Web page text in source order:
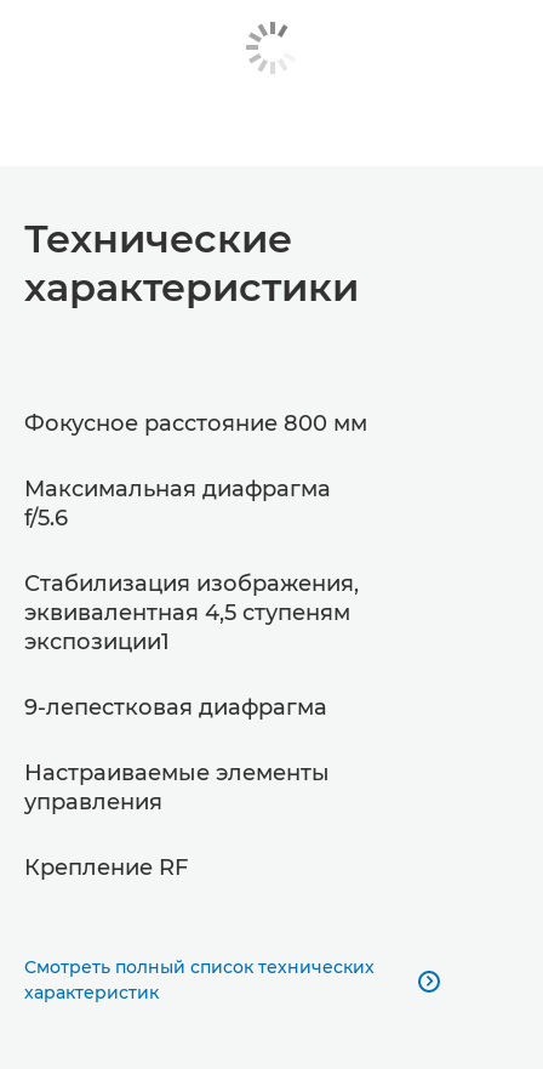
Технические
характеристики
Фокусное расстояние 800 мм
Максимальная диафрагма
f/5.6
Стабилизация изображения,
эквивалентная 4,5 ступеням
экспозиции1
9-лепестковая диафрагма
Настраиваемые элементы
управления
Крепление RF
Смотреть полный список технических
характеристик
